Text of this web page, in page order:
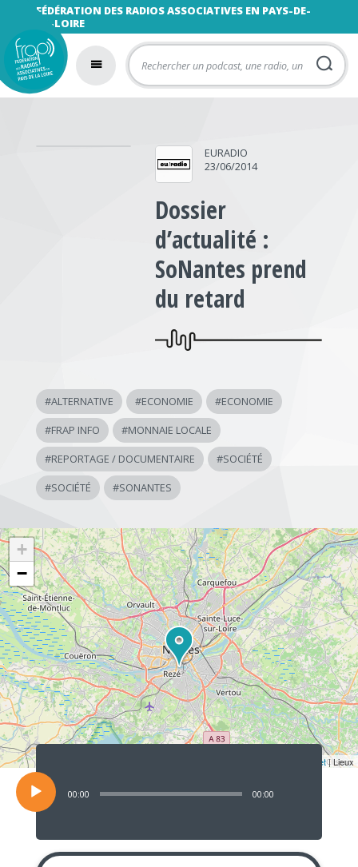
FÉDÉRATION DES RADIOS ASSOCIATIVES EN PAYS-DE-
LA-LOIRE
EURADIO
23/06/2014
Dossier
d’actualité :
SoNantes prend
du retard
#ALTERNATIVE #ECONOMIE #ECONOMIE
#FRAP INFO #MONNAIE LOCALE
#REPORTAGE / DOCUMENTAIRE #SOCIÉTÉ
#SOCIÉTÉ #SONANTES
+
−
Leaflet| Lieux
Lecteur
audio
00:00 00:00